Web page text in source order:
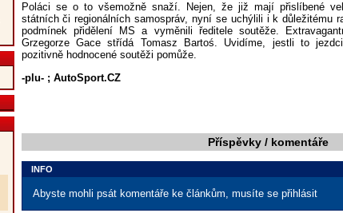
Poláci se o to všemožně snaží. Nejen, že již mají přislíbené
státních či regionálních samospráv, nyní se uchýlili i k důležitému
podmínek přidělení MS a vyměnili ředitele soutěže.
Grzegorze Gace střídá Tomasz Bartoś. Uvidíme, jestli to
pozitivně hodnocené soutěži pomůže.
-plu- ; AutoSport.CZ
Příspěvky / komentáře
INFO
Abyste mohli psát komentáře ke článkům, musíte se přihlásit